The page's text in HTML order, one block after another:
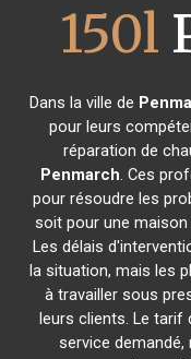
150l
Dans la ville de
pour leurs
réparation de
Penmarch. Ces
pour résoudre les
soit pour une
Les délais
la situation, mais les
à travailler sous
leurs clients. Le tarif
service